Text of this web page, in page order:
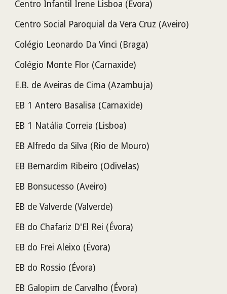
Centro Infantil Irene Lisboa (Évora)
Centro Social Paroquial da Vera Cruz (Aveiro)
Colégio Leonardo Da Vinci (Braga)
Colégio Monte Flor (Carnaxide)
E.B. de Aveiras de Cima (Azambuja)
EB 1 Antero Basalisa (Carnaxide)
EB 1 Natália Correia (Lisboa)
EB Alfredo da Silva (Rio de Mouro)
EB Bernardim Ribeiro (Odivelas)
EB Bonsucesso (Aveiro)
EB de Valverde (Valverde)
EB do Chafariz D'El Rei (Évora)
EB do Frei Aleixo (Évora)
EB do Rossio (Évora)
EB Galopim de Carvalho (Évora)